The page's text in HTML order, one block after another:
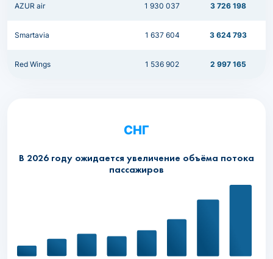
AZUR air 1 930 037 3 726 198
Smartavia 1 637 604 3 624 793
Red Wings 1 536 902 2 997 165
СНГ
В 2026 году ожидается увеличение объёма потока
пассажиров